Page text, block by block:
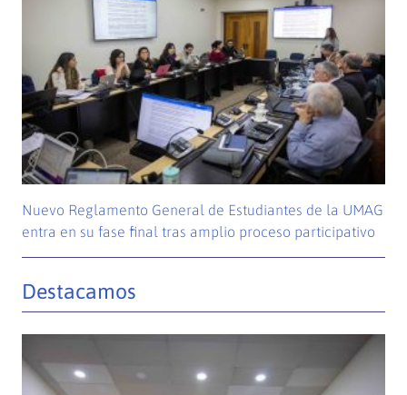
Nuevo Reglamento General de Estudiantes de la UMAG
entra en su fase final tras amplio proceso participativo
Destacamos